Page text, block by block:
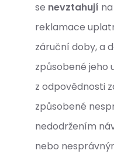
se nevztahují
reklamace
záruční doby, a
způsobené jeho
z odpovědnosti
způsobené
nedodržením
nebo